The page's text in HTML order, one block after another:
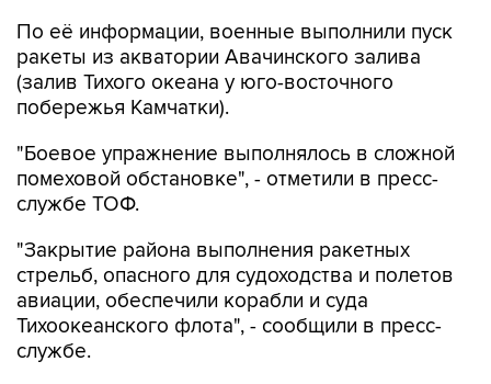
По её информации, военные выполнили пуск
ракеты из акватории Авачинского залива
(залив Тихого океана у юго-восточного
побережья Камчатки).
"Боевое упражнение выполнялось в сложной
помеховой обстановке", - отметили в пресс-
службе ТОФ.
"Закрытие района выполнения ракетных
стрельб, опасного для судоходства и полетов
авиации, обеспечили корабли и суда
Тихоокеанского флота", - сообщили в пресс-
службе.